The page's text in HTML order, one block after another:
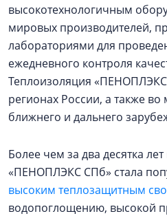
высокотехнологичным
мировых производителей,
лабораториями для
ежедневного контроля
Теплоизоляция
регионах России, а также во
ближнего и дальнего
Более чем за два десятка
«ПЕНОПЛЭКС СПб» стала
высоким теплозащитным
водопоглощению, высокой